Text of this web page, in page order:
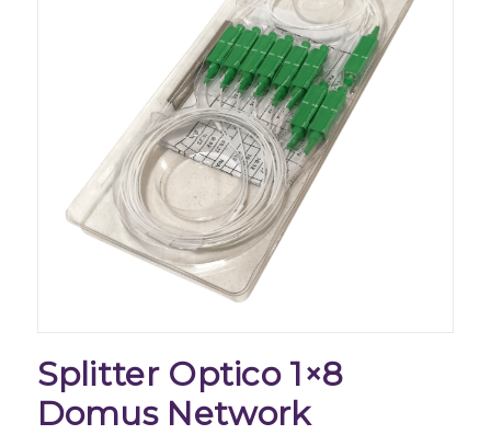
Splitter Optico 1×8
Domus Network